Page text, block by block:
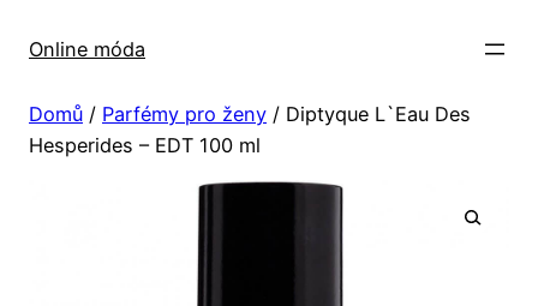
Online móda
Domů / Parfémy pro ženy / Diptyque L`Eau Des
Hesperides – EDT 100 ml